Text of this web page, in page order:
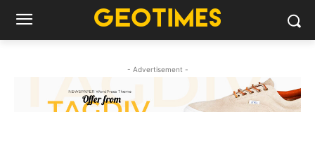
- Advertisement -